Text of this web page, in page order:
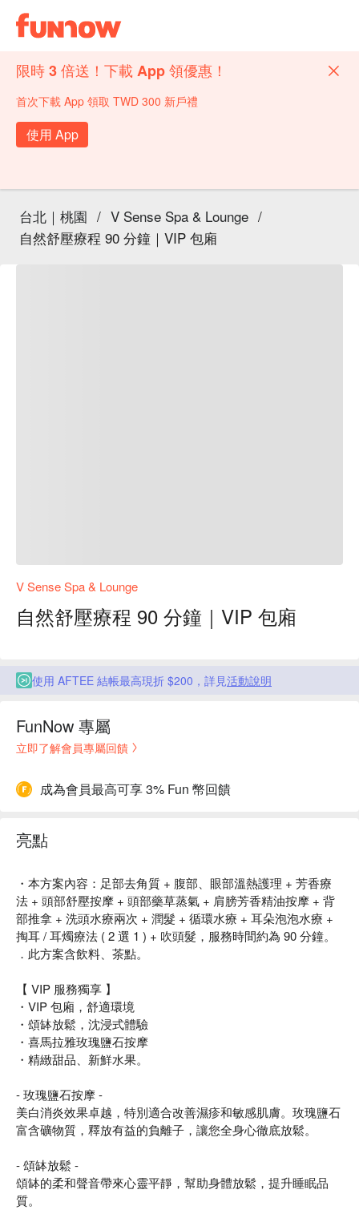
限時 3 倍送！下載 App 領優惠！
首次下載 App 領取 TWD 300 新戶禮
使用 App
台北｜桃園 / V Sense Spa & Lounge /
自然舒壓療程 90 分鐘｜VIP 包廂
V Sense Spa & Lounge
自然舒壓療程 90 分鐘｜VIP 包廂
使用 AFTEE 結帳最高現折 $200，詳見活動說明
FunNow 專屬
立即了解會員專屬回饋
成為會員最高可享 3% Fun 幣回饋
亮點
・本方案內容：⾜部去⾓質 + 腹部、眼部溫熱護理 + 芳⾹療
法 + 頭部舒壓按摩 + 頭部藥草蒸氣 + 肩膀芳⾹精油按摩 + 背
部推拿 + 洗頭⽔療兩次 + 潤髮 + 循環水療 + ⽿朵泡泡⽔療 +
掏耳 / 耳燭療法 ( 2 選 1 ) + 吹頭髮，服務時間約為 90 分鐘。
．此方案含飲料、茶點。
【 VIP 服務獨享 】
・VIP 包廂，舒適環境
・頌缽放鬆，沈浸式體驗
・喜馬拉雅玫瑰鹽石按摩
・精緻甜品、新鮮水果。
- 玫瑰鹽石按摩 -
美白消炎效果卓越，特別適合改善濕疹和敏感肌膚。玫瑰鹽石
富含礦物質，釋放有益的負離子，讓您全身心徹底放鬆。
- 頌缽放鬆 -
頌缽的柔和聲音帶來心靈平靜，幫助身體放鬆，提升睡眠品
質。